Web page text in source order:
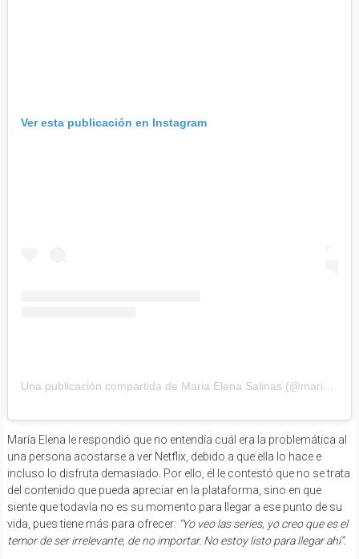
Ver esta publicación en Instagram
Una publicación compartida de Maria Elena Salinas (@mariaesalinas)
María Elena le respondió que no entendía cuál era la problemática al
una persona acostarse a ver Netflix, debido a que ella lo hace e
incluso lo disfruta demasiado. Por ello, él le contestó que no se trata
del contenido que pueda apreciar en la plataforma, sino en que
siente que todavía no es su momento para llegar a ese punto de su
vida, pues tiene más para ofrecer: “Yo veo las series, yo creo que es el
temor de ser irrelevante, de no importar. No estoy listo para llegar ahí”.